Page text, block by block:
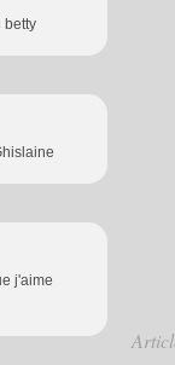
betty
j'aime